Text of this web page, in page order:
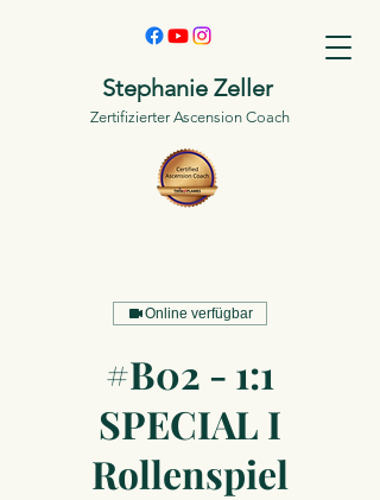
Stephanie Zeller
Zertifizierter Ascension Coach
Online verfügbar
#B02 - 1:1
SPECIAL I
Rollenspiel